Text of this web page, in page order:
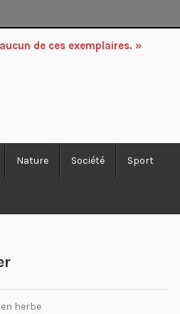
de ces exemplaires. »
Nature Société Sport
herbe